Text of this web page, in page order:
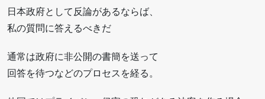
日本政府として反論があるならば、
私の質問に答えるべきだ
通常は政府に非公開の書簡を送って
回答を待つなどのプロセスを経る。